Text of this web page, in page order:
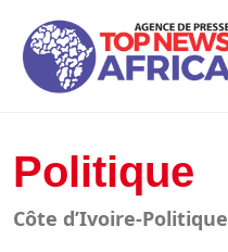
Politique
Côte d’Ivoire-Politique